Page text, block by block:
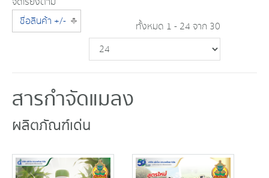
ชื่อสินค้า +/-
ทั้งหมด 1 - 24 จาก 30
สารกำจัดแมลง
ผลิตภัณฑ์เด่น